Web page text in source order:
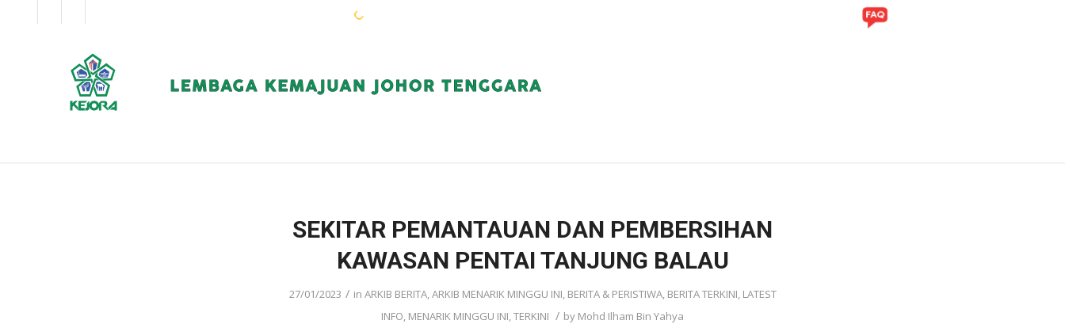
SEKITAR PEMANTAUAN DAN PEMBERSIHAN
KAWASAN PENTAI TANJUNG BALAU
27/01/2023 / in ARKIB BERITA,ARKIB MENARIK MINGGU INI, BERITA & PERISTIWA, BERITA TERKINI, LATEST
INFO, MENARIK MINGGU INI,TERKINI / by Mohd Ilham Bin Yahya